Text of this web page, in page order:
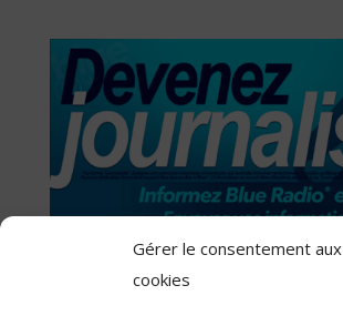
Gérer le consentement aux
cookies